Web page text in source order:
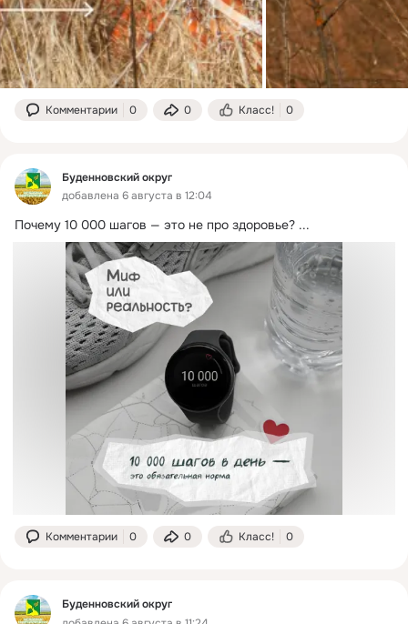
Комментарии 0 0 Класс! 0
Буденновский округ
добавлена 6 августа в 12:04
Почему 10 000 шагов — это не про здоровье? ...
Комментарии 0 0 Класс! 0
Буденновский округ